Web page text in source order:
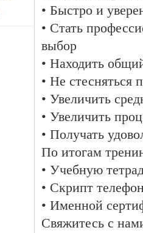
• Быстро и
• Стать
выбор
• Находить
• Не стесняться
• Увеличить
• Увеличить
• Получать
По итогам
• Учебную
• Скрипт
• Именной
Свяжитесь с